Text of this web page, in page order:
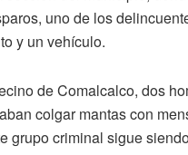
uno de los
y un vehículo.
de Comalcalco, dos
colgar mantas con
grupo criminal sigue